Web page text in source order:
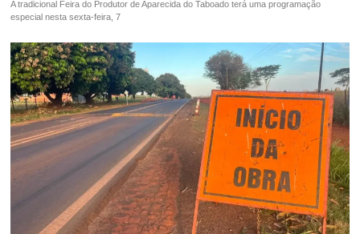
A tradicional Feira do Produtor de Aparecida do Taboado terá uma programação
especial nesta sexta-feira, 7